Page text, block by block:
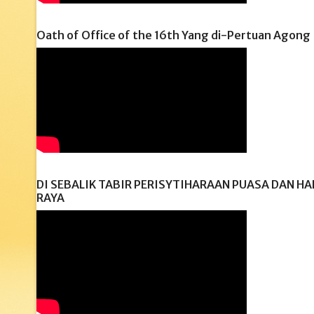
Oath of Office of the 16th Yang di-Pertuan Agong
DI SEBALIK TABIR PERISYTIHARAAN PUASA DAN
RAYA